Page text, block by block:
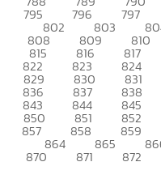
795 796 797
802 803
808 809 810
815 816 817
822 823 824
829 830 831
836 837 838
843 844 845
850 851 852
857 858 859
864 865
870 871 872